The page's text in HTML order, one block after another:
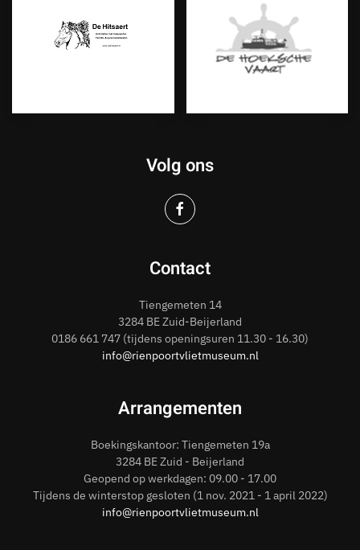
Volg ons
Contact
Tiengemeten 14
3284 BE Zuid-Beijerland
0186 661 747 (tijdens openingsuren 11.30 - 16.30)
info@rienpoortvlietmuseum.nl
Arrangementen
Boekingskantoor: Tiengemeten 19a
3284 BE Zuid - Beijerland
Geopend op werkdagen: 09.00 - 17.00
Tijdens de winterstop gesloten (1 nov. 2021 - 1 april 2022)
info@rienpoortvlietmuseum.nl